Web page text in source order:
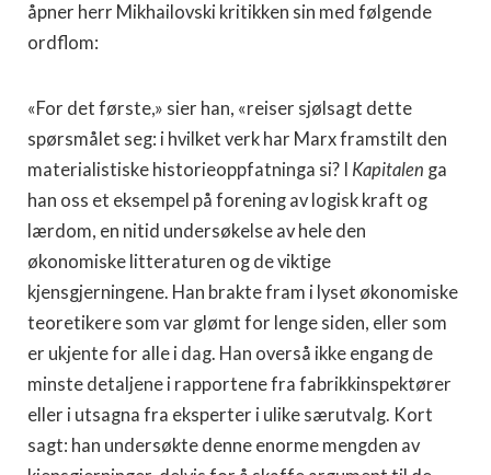
åpner herr Mikhailovski kritikken sin med følgende
ordflom:
«For det første,» sier han, «reiser sjølsagt dette
spørsmålet seg: i hvilket verk har Marx framstilt den
materialistiske historieoppfatninga si? I Kapitalen ga
han oss et eksempel på forening av logisk kraft og
lærdom, en nitid undersøkelse av hele den
økonomiske litteraturen og de viktige
kjensgjerningene. Han brakte fram i lyset økonomiske
teoretikere som var glømt for lenge siden, eller som
er ukjente for alle i dag. Han overså ikke engang de
minste detaljene i rapportene fra fabrikkinspektører
eller i utsagna fra eksperter i ulike særutvalg. Kort
sagt: han undersøkte denne enorme mengden av